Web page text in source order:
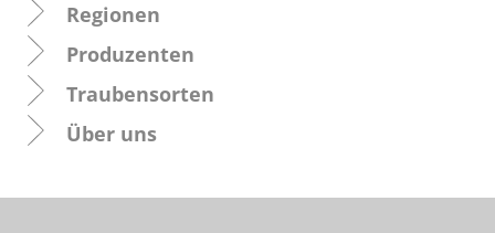
Regionen
Produzenten
Traubensorten
Über uns